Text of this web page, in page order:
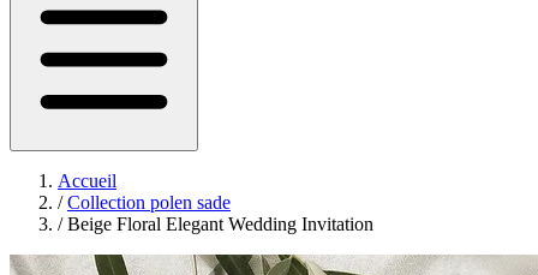
Accueil
/ Collection polen sade
/ Beige Floral Elegant Wedding Invitation